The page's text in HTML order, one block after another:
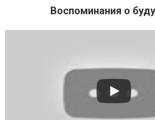
Воспоминания о